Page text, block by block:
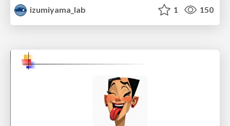
izumiyama_lab
1 150